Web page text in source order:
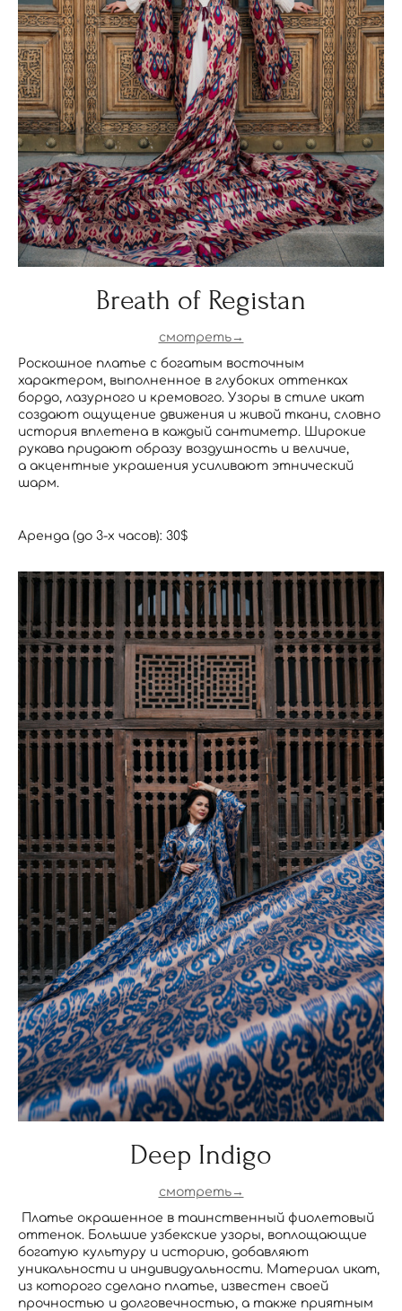
Breath of Registan
смотреть→
Роскошное платье с богатым восточным
характером, выполненное в глубоких оттенках
бордо, лазурного и кремового. Узоры в стиле икат
создают ощущение движения и живой ткани, словно
история вплетена в каждый сантиметр. Широкие
рукава придают образу воздушность и величие,
а акцентные украшения усиливают этнический
шарм.
Аренда (до 3-х часов): 30$
Deep Indigo
смотреть→
Платье окрашенное в таинственный фиолетовый
оттенок. Большие узбекские узоры, воплощающие
богатую культуру и историю, добавляют
уникальности и индивидуальности. Материал икат,
из которого сделано платье, известен своей
прочностью и долговечностью, а также приятным